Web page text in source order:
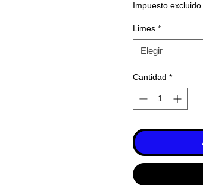
Impuesto excluido
Limes *
Elegir
Cantidad *